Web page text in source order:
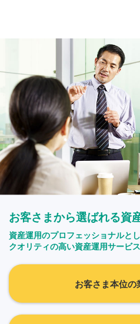
お客さまから選ばれる資
資産運用のプロフェッショナルと
クオリティの高い資産運用サービ
お客さま本位の